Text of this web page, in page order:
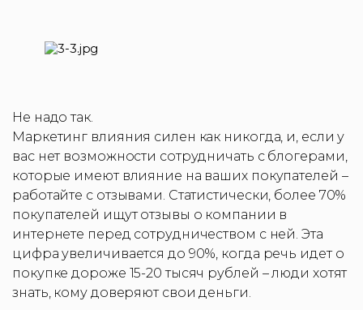
Не надо так.
Маркетинг влияния силен как никогда, и, если у
вас нет возможности сотрудничать с блогерами,
которые имеют влияние на ваших покупателей –
работайте с отзывами. Статистически, более 70%
покупателей ищут отзывы о компании в
интернете перед сотрудничеством с ней. Эта
цифра увеличивается до 90%, когда речь идет о
покупке дороже 15-20 тысяч рублей – люди хотят
знать, кому доверяют свои деньги.